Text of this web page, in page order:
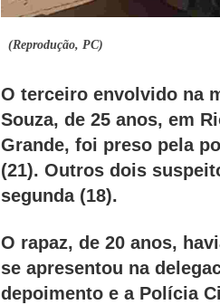
(Reprodução, PC)
O terceiro envolvido na
Souza, de 25 anos, em
Grande, foi preso pela
(21). Outros dois
segunda (18).
O rapaz, de 20 anos,
se apresentou na
depoimento e a Polícia